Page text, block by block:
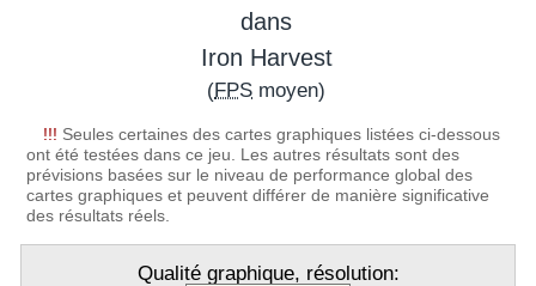
dans
Iron Harvest
(FPS moyen)
!!! Seules certaines des cartes graphiques listées ci-dessous
ont été testées dans ce jeu. Les autres résultats sont des
prévisions basées sur le niveau de performance global des
cartes graphiques et peuvent différer de manière significative
des résultats réels.
Qualité graphique, résolution: